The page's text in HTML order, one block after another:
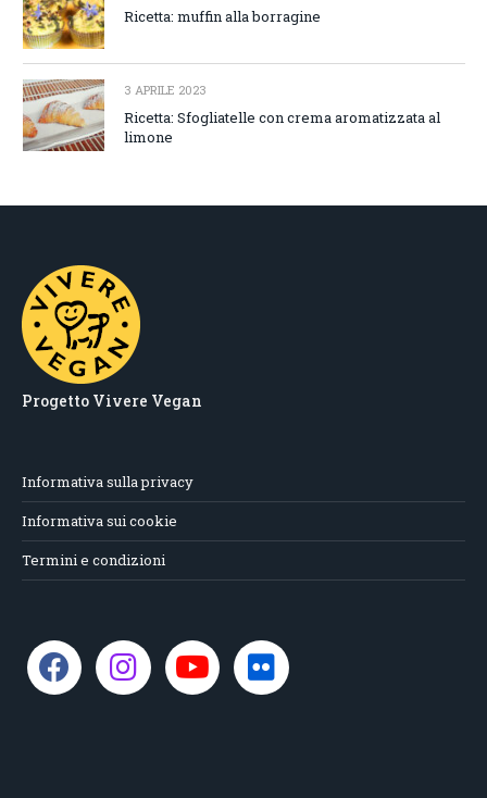
Ricetta: muffin alla borragine
3 APRILE 2023
Ricetta: Sfogliatelle con crema aromatizzata al
limone
Progetto Vivere Vegan
Informativa sulla privacy
Informativa sui cookie
Termini e condizioni